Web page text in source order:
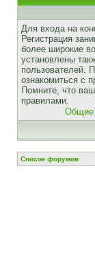
Для входа на
Регистрация
более широкие
установлены
пользователей.
ознакомиться с
Помните, что
правилами.
Общие
Список форумов